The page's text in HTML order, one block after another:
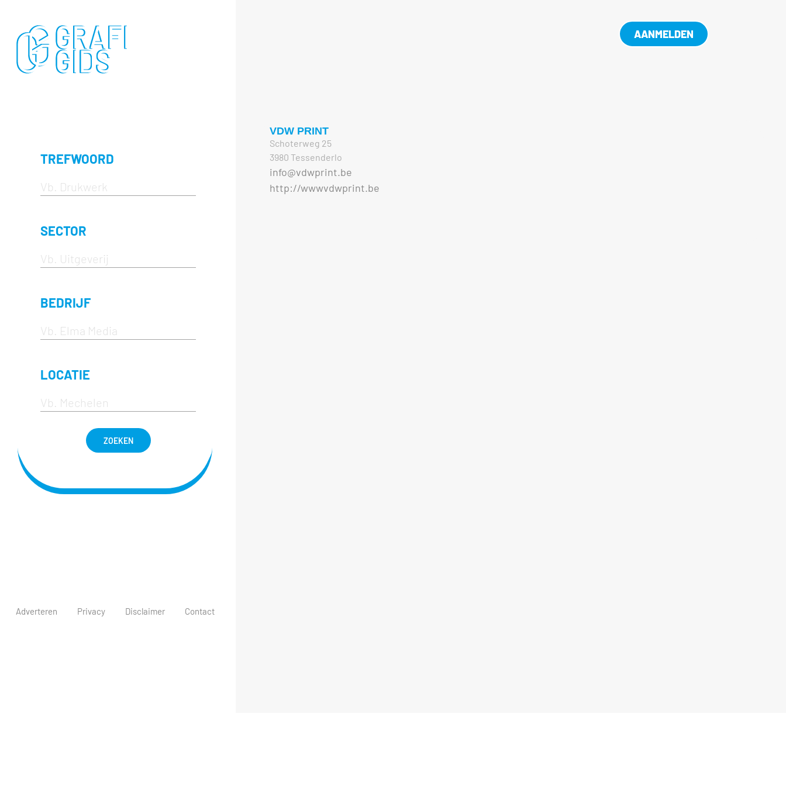
AANMELDEN
TREFWOORD
SECTOR
BEDRIJF
LOCATIE
ZOEKEN
VDW PRINT
Schoterweg 25
3980 Tessenderlo
info@vdwprint.be
http://wwwvdwprint.be
Adverteren Privacy Disclaimer Contact